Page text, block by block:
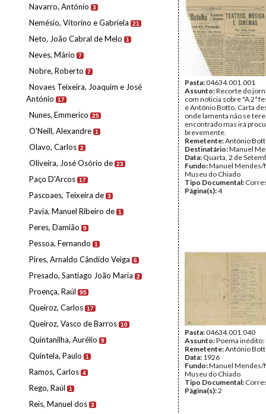
Navarro, António 3
Nemésio, Vitorino e Gabriela 21
Neto, João Cabral de Melo 1
Neves, Mário 7
Nobre, Roberto 7
Novaes Teixeira, Joaquim e José
António
17
Nunes, Emmerico 25
O'Neill, Alexandre 1
Olavo, Carlos 2
Oliveira, José Osório de 23
Paço D'Arcos 17
Pascoaes, Teixeira de 3
Pavia, Manuel Ribeiro de 1
Peres, Damião 9
Pessoa, Fernando 1
Pires, Arnaldo Cândido Veiga 6
Presado, Santiago João Maria 2
Proença, Raúl 95
Queiroz, Carlos 17
Queiroz, Vasco de Barros 10
Quintanilha, Aurélio 9
Quintela, Paulo 1
Ramos, Carlos 4
Rego, Raúl 1
Reis, Manuel dos 3
Pasta:04634.001.001
Assunto:Recorte do
com noticia sobre "A 2ª
e António Botto. Carta
onde lamenta não se
encontrado mas irá
brevemente.
Remetente:António
Destinatário:Manuel
Data: Quarta, 2 de
Fundo:Manuel Mendes/
Museu do Chiado
Tipo Documental:
Página(s):4
Pasta:04634.001.040
Assunto:Poema inédito:
Remetente:António
Data: 1926
Fundo:Manuel Mendes/
Museu do Chiado
Tipo Documental:
Página(s):2